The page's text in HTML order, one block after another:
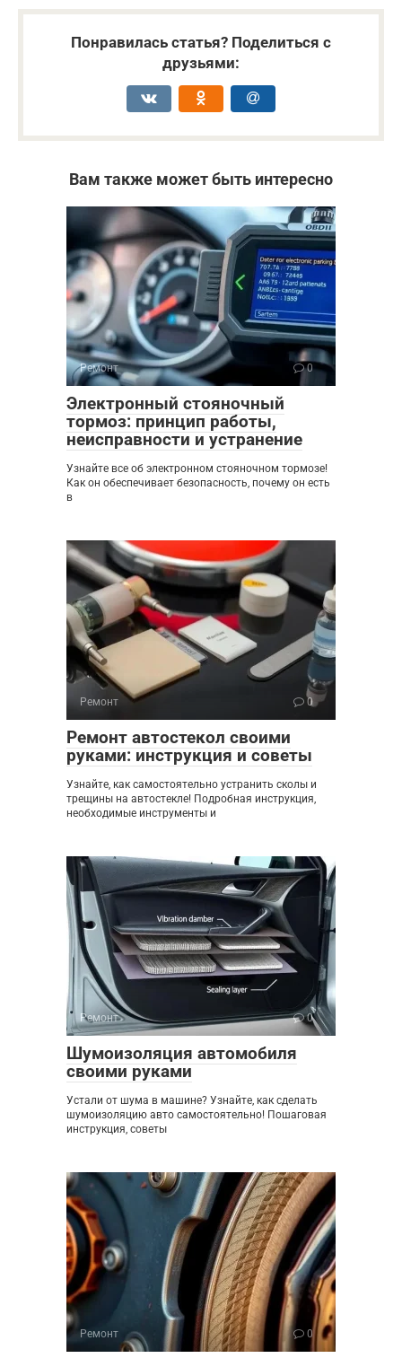
Понравилась статья? Поделиться с
друзьями:
Вам также может быть интересно
Ремонт 0
Электронный стояночный
тормоз: принцип работы,
неисправности и устранение
Узнайте все об электронном стояночном тормозе!
Как он обеспечивает безопасность, почему он есть
в
Ремонт 0
Ремонт автостекол своими
руками: инструкция и советы
Узнайте, как самостоятельно устранить сколы и
трещины на автостекле! Подробная инструкция,
необходимые инструменты и
Ремонт 0
Шумоизоляция автомобиля
своими руками
Устали от шума в машине? Узнайте, как сделать
шумоизоляцию авто самостоятельно! Пошаговая
инструкция, советы
Ремонт 0